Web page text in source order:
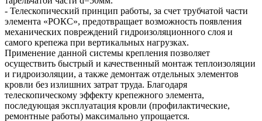
- Телескопический принцип работы, за счет трубчатой части
элемента «РОКС», предотвращает возможность появления
механических повреждений гидроизоляционного слоя и
самого крепежа при вертикальных нагрузках.
Применение данной системы крепления позволяет
осуществить быстрый и качественный монтаж теплоизоляции
и гидроизоляции, а также демонтаж отдельных элементов
кровли без излишних затрат труда. Благодаря
телескопическому эффекту крепежного элемента,
последующая эксплуатация кровли (профилактические,
ремонтные работы) максимально упрощается.